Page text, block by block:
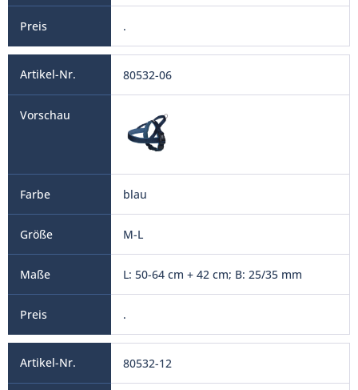
.
80532-06
blau
M-L
L: 50-64 cm + 42 cm; B: 25/35 mm
.
80532-12